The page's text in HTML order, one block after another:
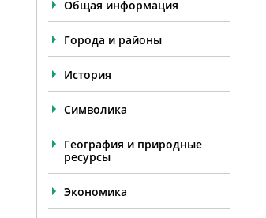
Общая информация
Города и районы
История
Символика
География и природные
ресурсы
Экономика